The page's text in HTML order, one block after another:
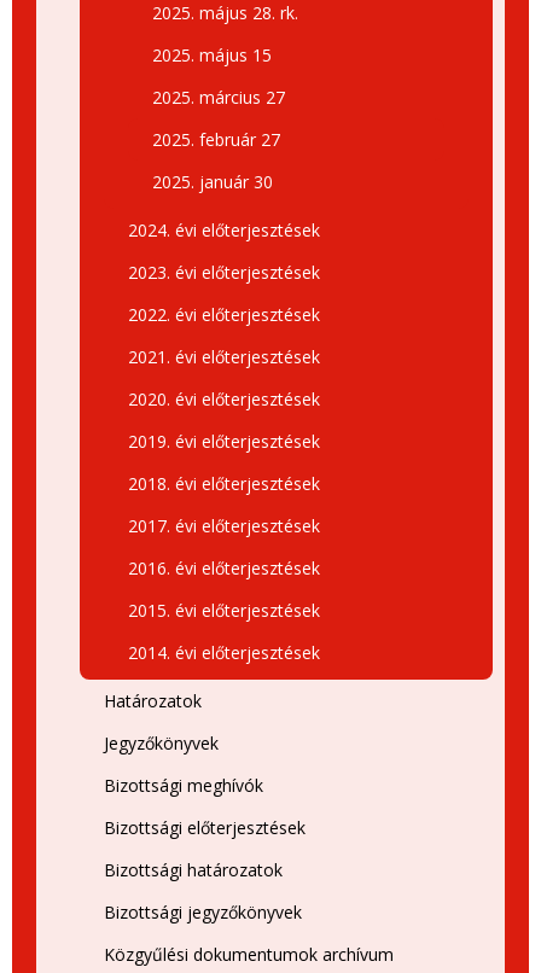
2025. május 28. rk.
2025. május 15
2025. március 27
2025. február 27
2025. január 30
2024. évi előterjesztések
2023. évi előterjesztések
2022. évi előterjesztések
2021. évi előterjesztések
2020. évi előterjesztések
2019. évi előterjesztések
2018. évi előterjesztések
2017. évi előterjesztések
2016. évi előterjesztések
2015. évi előterjesztések
2014. évi előterjesztések
Határozatok
Jegyzőkönyvek
Bizottsági meghívók
Bizottsági előterjesztések
Bizottsági határozatok
Bizottsági jegyzőkönyvek
Közgyűlési dokumentumok archívum